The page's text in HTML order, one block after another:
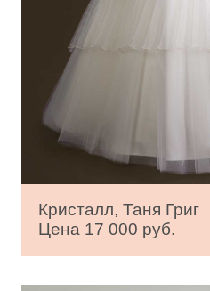
Кристалл, Таня Григ
Цена 17 000 руб.